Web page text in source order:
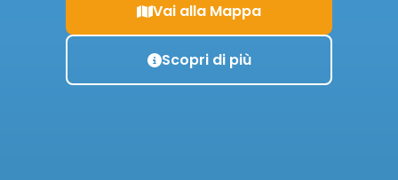
Vai alla Mappa
Scopri di più